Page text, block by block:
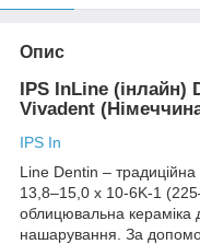
Опис
IPS InLine (інлайн)
Vivadent
IPS In
Line Dentin – традиційна
13,8–15,0 x 10-6K-1
облицювальна кераміка
нашарування. За